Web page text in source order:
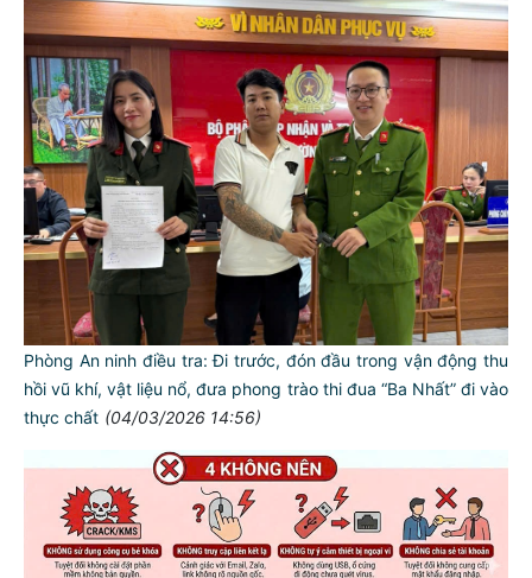
Phòng An ninh điều tra: Đi trước, đón đầu trong vận động thu
hồi vũ khí, vật liệu nổ, đưa phong trào thi đua “Ba Nhất” đi vào
thực chất (04/03/2026 14:56)